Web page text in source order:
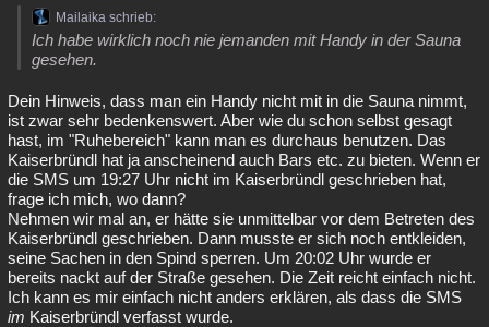
Mailaika schrieb:
Ich habe wirklich noch nie jemanden mit Handy in der Sauna
gesehen.
Dein Hinweis, dass man ein Handy nicht mit in die Sauna nimmt,
ist zwar sehr bedenkenswert. Aber wie du schon selbst gesagt
hast, im "Ruhebereich" kann man es durchaus benutzen. Das
Kaiserbründl hat ja anscheinend auch Bars etc. zu bieten. Wenn er
die SMS um 19:27 Uhr nicht im Kaiserbründl geschrieben hat,
frage ich mich, wo dann?
Nehmen wir mal an, er hätte sie unmittelbar vor dem Betreten des
Kaiserbründl geschrieben. Dann musste er sich noch entkleiden,
seine Sachen in den Spind sperren. Um 20:02 Uhr wurde er
bereits nackt auf der Straße gesehen. Die Zeit reicht einfach nicht.
Ich kann es mir einfach nicht anders erklären, als dass die SMS
im Kaiserbründl verfasst wurde.